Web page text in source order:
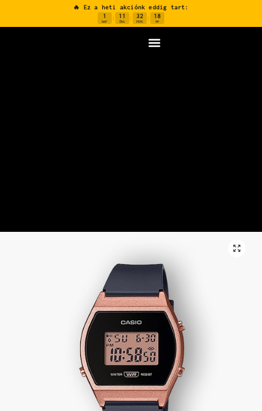
🔥 Ez a heti akciónk eddig tart:
1
NAP
: 11
ÓRA
: 32
PERC
: 17
MP